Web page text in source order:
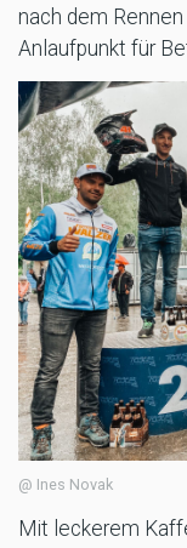
nach dem
Anlaufpunkt für
@ Ines Novak
Mit leckerem